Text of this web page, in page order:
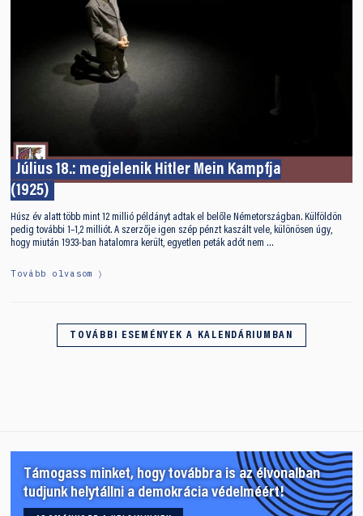
Július 18.: megjelenik Hitler Mein Kampfja
(1925)
Húsz év alatt több mint 12 millió példányt adtak el belőle Németországban. Külföldön
pedig további 1–1,2 milliót. A szerzője igen szép pénzt kaszált vele, különösen úgy,
hogy miután 1933-ban hatalomra került, egyetlen peták adót nem …
Tovább olvasom
TOVÁBBI ESEMÉNYEK A KALENDÁRIUMBAN
Támogass minket, hogy továbbra is az élvonalban
tudjunk helytállni a demokrácia védelméért!